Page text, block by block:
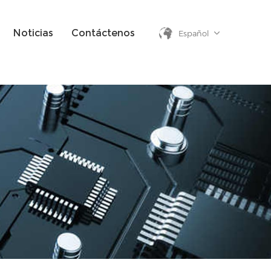
Noticias Contáctenos Español